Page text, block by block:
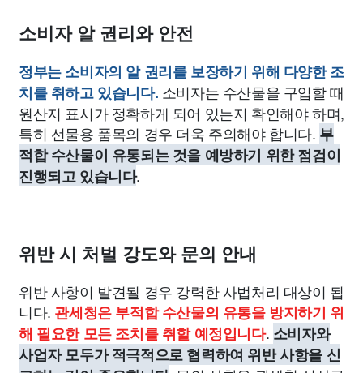
소비자 알 권리와 안전
정부는 소비자의 알 권리를 보장하기 위해 다양한 조
치를 취하고 있습니다. 소비자는 수산물을 구입할 때
원산지 표시가 정확하게 되어 있는지 확인해야 하며,
특히 선물용 품목의 경우 더욱 주의해야 합니다. 부
적합 수산물이 유통되는 것을 예방하기 위한 점검이
진행되고 있습니다.
위반 시 처벌 강도와 문의 안내
위반 사항이 발견될 경우 강력한 사법처리 대상이 됩
니다. 관세청은 부적합 수산물의 유통을 방지하기 위
해 필요한 모든 조치를 취할 예정입니다. 소비자와
사업자 모두가 적극적으로 협력하여 위반 사항을 신